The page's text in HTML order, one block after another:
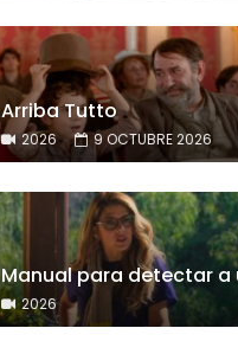
Arriba Tutto
2026 9 OCTUBRE 2026
2026